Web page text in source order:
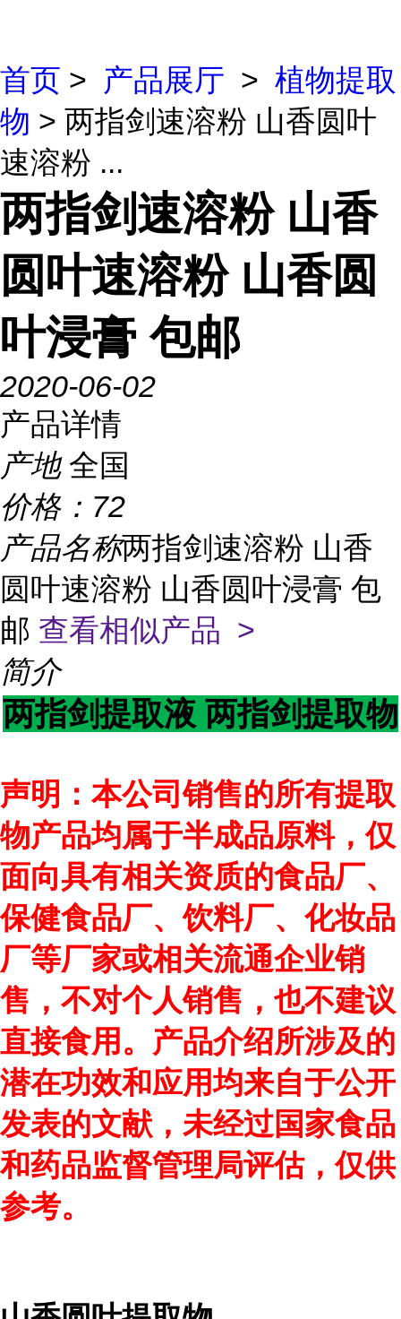
首页 > 产品展厅 > 植物提取
物 > 两指剑速溶粉 山香圆叶
速溶粉 ...
两指剑速溶粉 山香
圆叶速溶粉 山香圆
叶浸膏 包邮
2020-06-02
产品详情
产地 全国
价格： 72
产品名称两指剑速溶粉 山香
圆叶速溶粉 山香圆叶浸膏 包
邮 查看相似产品 >
简介
两指剑提取液 两指剑提取物
声明：本公司销售的所有提取
物产品均属于半成品原料，仅
面向具有相关资质的食品厂、
保健食品厂、饮料厂、化妆品
厂等厂家或相关流通企业销
售，不对个人销售，也不建议
直接食用。产品介绍所涉及的
潜在功效和应用均来自于公开
发表的文献，未经过国家食品
和药品监督管理局评估，仅供
参考。